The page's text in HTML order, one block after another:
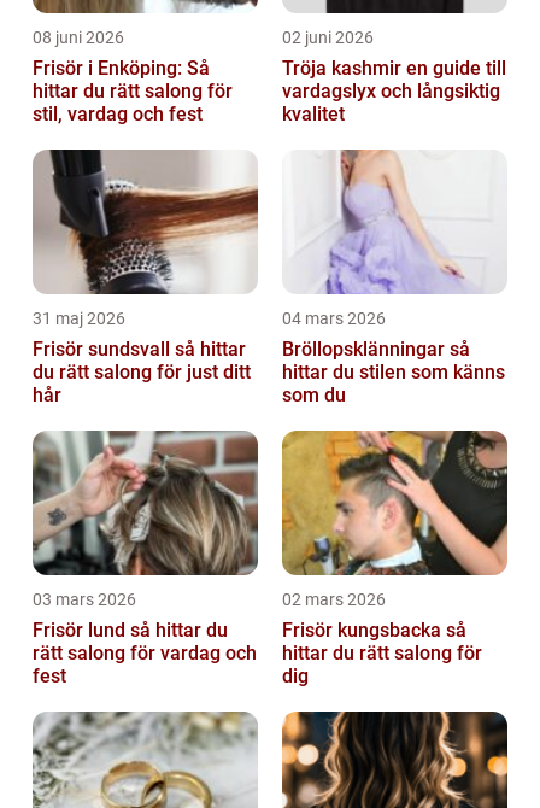
08 juni 2026
Frisör i Enköping: Så
hittar du rätt salong för
stil, vardag och fest
02 juni 2026
Tröja kashmir en guide till
vardagslyx och långsiktig
kvalitet
31 maj 2026
Frisör sundsvall så hittar
du rätt salong för just ditt
hår
04 mars 2026
Bröllopsklänningar så
hittar du stilen som känns
som du
03 mars 2026
Frisör lund så hittar du
rätt salong för vardag och
fest
02 mars 2026
Frisör kungsbacka så
hittar du rätt salong för
dig